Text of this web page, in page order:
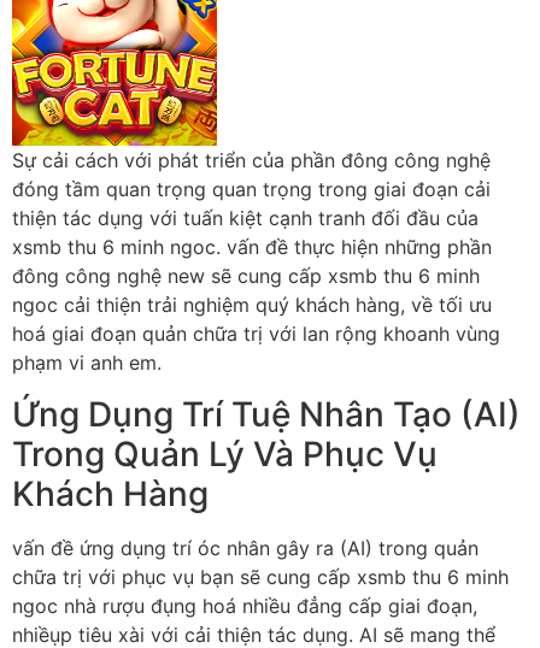
Sự cải cách với phát triển của phần đông công nghệ
đóng tầm quan trọng quan trọng trong giai đoạn cải
thiện tác dụng với tuấn kiệt cạnh tranh đối đầu của
xsmb thu 6 minh ngoc. vấn đề thực hiện những phần
đông công nghệ new sẽ cung cấp xsmb thu 6 minh
ngoc cải thiện trải nghiệm quý khách hàng, về tối ưu
hoá giai đoạn quản chữa trị với lan rộng khoanh vùng
phạm vi anh em.
Ứng Dụng Trí Tuệ Nhân Tạo (AI)
Trong Quản Lý Và Phục Vụ
Khách Hàng
vấn đề ứng dụng trí óc nhân gây ra (AI) trong quản
chữa trị với phục vụ bạn sẽ cung cấp xsmb thu 6 minh
ngoc nhà rượu đụng hoá nhiều đẳng cấp giai đoạn,
nhiềụp tiêu xài với cải thiện tác dụng. AI sẽ mang thể